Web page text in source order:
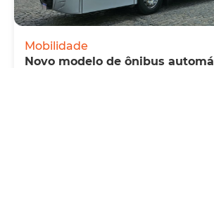
Mobilidade
Novo modelo de ônibus